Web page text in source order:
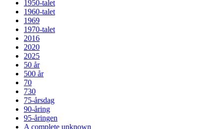
1950-talet
1960-talet
1969
1970-talet
2016
2020
2025
50 år
500 år
70
730
75-årsdag
90-åring
95-åringen
A complete unknown